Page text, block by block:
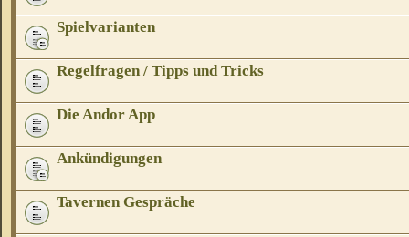
Spielvarianten
Regelfragen / Tipps und Tricks
Die Andor App
Ankündigungen
Tavernen Gespräche